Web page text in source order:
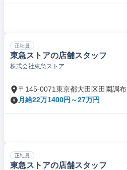
正社員
東急ストアの店舗スタッフ
株式会社東急ストア
〒145-0071東京都大田区田園調布
月給22万1400円～27万円
正社員
東急ストアの店舗スタッフ